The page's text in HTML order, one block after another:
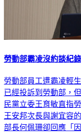
勞動部員工遭霸凌輕
已經投訴到勞動部，
民黨立委王育敏直指
王安邦次長與謝宜容